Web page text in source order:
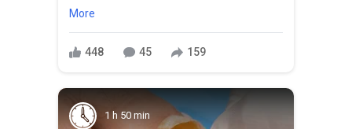
More
448 45 159
1 h 50 min